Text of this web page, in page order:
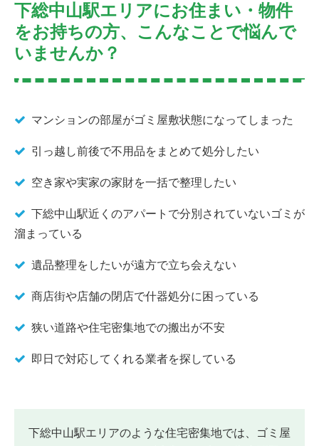
下総中山駅エリアにお住まい・物件
をお持ちの方、こんなことで悩んで
いませんか？
マンションの部屋がゴミ屋敷状態になってしまった
引っ越し前後で不用品をまとめて処分したい
空き家や実家の家財を一括で整理したい
下総中山駅近くのアパートで分別されていないゴミが
溜まっている
遺品整理をしたいが遠方で立ち会えない
商店街や店舗の閉店で什器処分に困っている
狭い道路や住宅密集地での搬出が不安
即日で対応してくれる業者を探している
下総中山駅エリアのような住宅密集地では、ゴミ屋